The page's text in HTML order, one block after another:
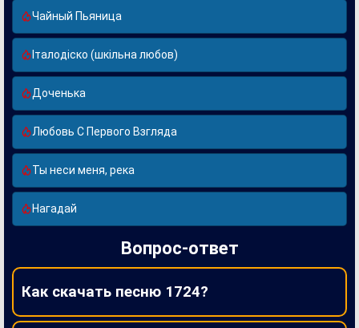
Чайный Пьяница
Італодіско (шкільна любов)
Доченька
Любовь С Первого Взгляда
Ты неси меня, река
Нагадай
Вопрос-ответ
Как скачать песню 1724?